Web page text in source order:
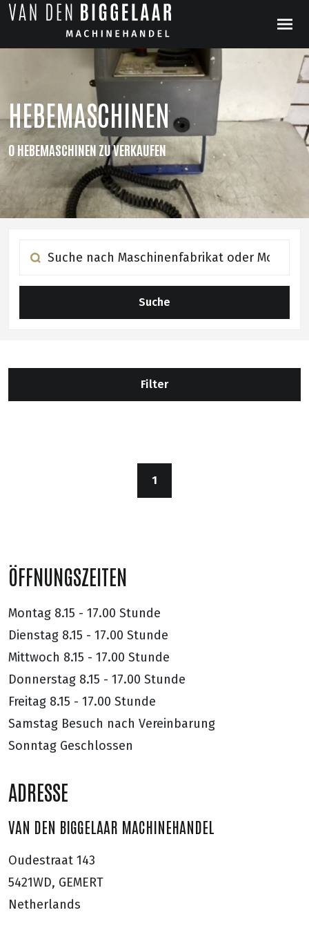
HEBEMASCHINEN
0 HEBEMASCHINEN ZU VERKAUFEN
Filter
1
ÖFFNUNGSZEITEN
Montag 8.15 - 17.00 Stunde
Dienstag 8.15 - 17.00 Stunde
Mittwoch 8.15 - 17.00 Stunde
Donnerstag 8.15 - 17.00 Stunde
Freitag 8.15 - 17.00 Stunde
Samstag Besuch nach Vereinbarung
Sonntag Geschlossen
ADRESSE
VAN DEN BIGGELAAR MACHINEHANDEL
Oudestraat 143
5421WD, GEMERT
Netherlands